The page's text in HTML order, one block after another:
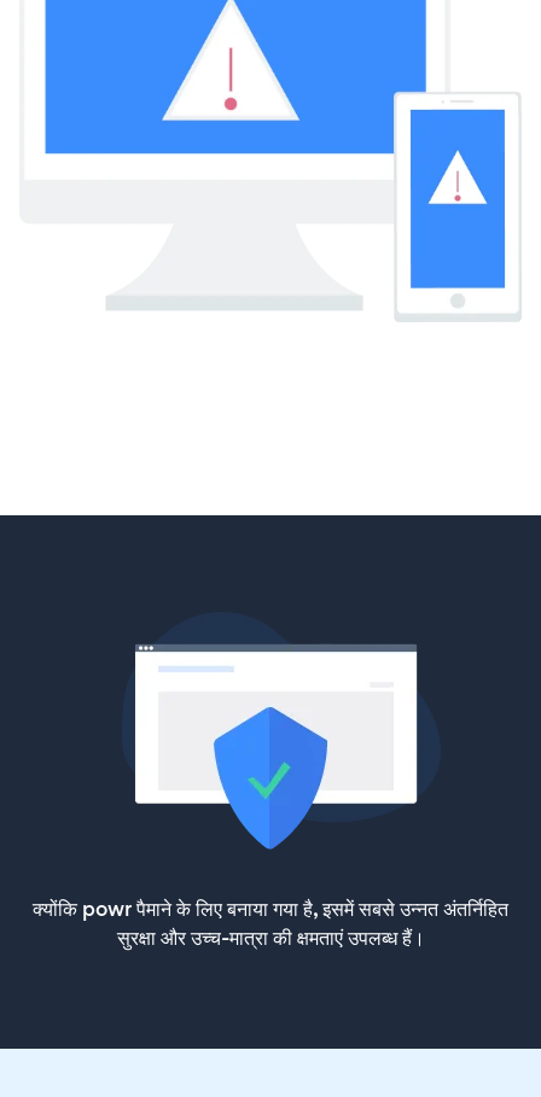
क्योंकि powr पैमाने के लिए बनाया गया है, इसमें सबसे उन्नत अंतर्निहित
सुरक्षा और उच्च-मात्रा की क्षमताएं उपलब्ध हैं।